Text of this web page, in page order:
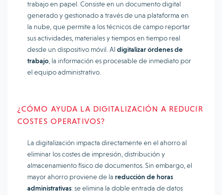
trabajo en papel. Consiste en un documento digital
generado y gestionado a través de una plataforma en
la nube, que permite a los técnicos de campo reportar
sus actividades, materiales y tiempos en tiempo real
desde un dispositivo móvil. Al digitalizar órdenes de
trabajo , la información es procesable de inmediato por
el equipo administrativo.
¿CÓMO AYUDA LA DIGITALIZACIÓN A REDUCIR
COSTES OPERATIVOS?
La digitalización impacta directamente en el ahorro al
eliminar los costes de impresión, distribución y
almacenamiento físico de documentos. Sin embargo, el
mayor ahorro proviene de la reducción de horas
administrativas: se elimina la doble entrada de datos